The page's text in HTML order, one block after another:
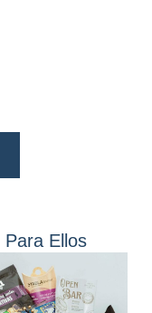
Ellos